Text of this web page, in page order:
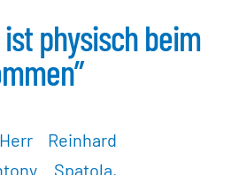
ist physisch beim